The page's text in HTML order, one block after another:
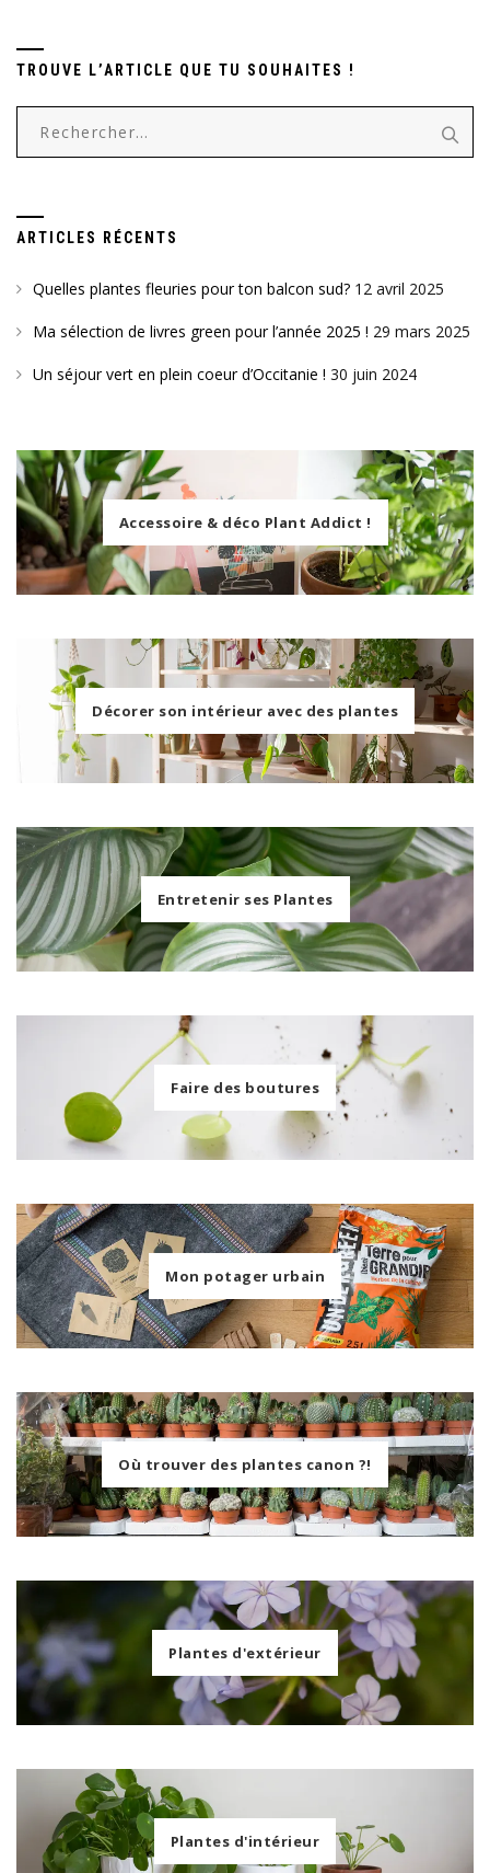
TROUVE L’ARTICLE QUE TU SOUHAITES !
Rechercher :
ARTICLES RÉCENTS
Quelles plantes fleuries pour ton balcon sud? 12 avril 2025
Ma sélection de livres green pour l’année 2025 ! 29 mars 2025
Un séjour vert en plein coeur d’Occitanie ! 30 juin 2024
Accessoire & déco Plant Addict !
Décorer son intérieur avec des plantes
Entretenir ses Plantes
Faire des boutures
Mon potager urbain
Où trouver des plantes canon ?!
Plantes d'extérieur
Plantes d'intérieur